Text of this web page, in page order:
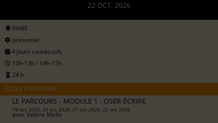
22 OCT. 2026
PARIS
présentiel
4 jours consécutifs
10h-13h / 14h-17h
24 h.
ÉCOLE D'ÉCRITURE
LE PARCOURS - MODULE 1 : OSER ÉCRIRE
19 oct 2026, 20 oct 2026, 21 oct 2026, 22 oct 2026
avec Valérie Mello